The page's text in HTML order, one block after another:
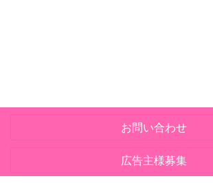
お問い合わせ
広告主様募集